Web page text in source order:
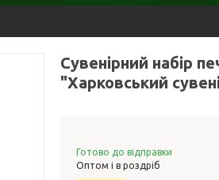
Сувенірний набір
"Харковський
Готово до відправки
Оптом і в роздріб